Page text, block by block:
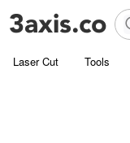
Laser Cut Tools